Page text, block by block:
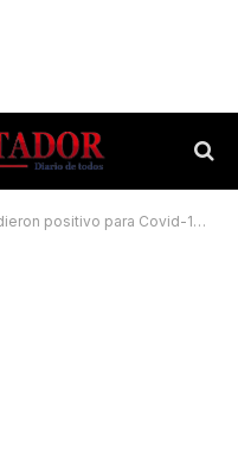
Covid-19 en la previa de un partido